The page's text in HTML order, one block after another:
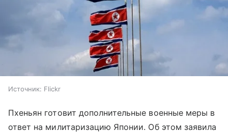
Источник: Flickr
Пхеньян готовит дополнительные военные меры в
ответ на милитаризацию Японии. Об этом заявила